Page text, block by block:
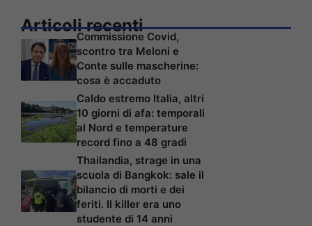
Articoli recenti
Commissione Covid,
scontro tra Meloni e
Conte sulle mascherine:
cosa è accaduto
Caldo estremo Italia, altri
10 giorni di afa: temporali
al Nord e temperature
record fino a 48 gradi
Thailandia, strage in una
scuola di Bangkok: sale il
bilancio di morti e dei
feriti. Il killer era uno
studente di 14 anni